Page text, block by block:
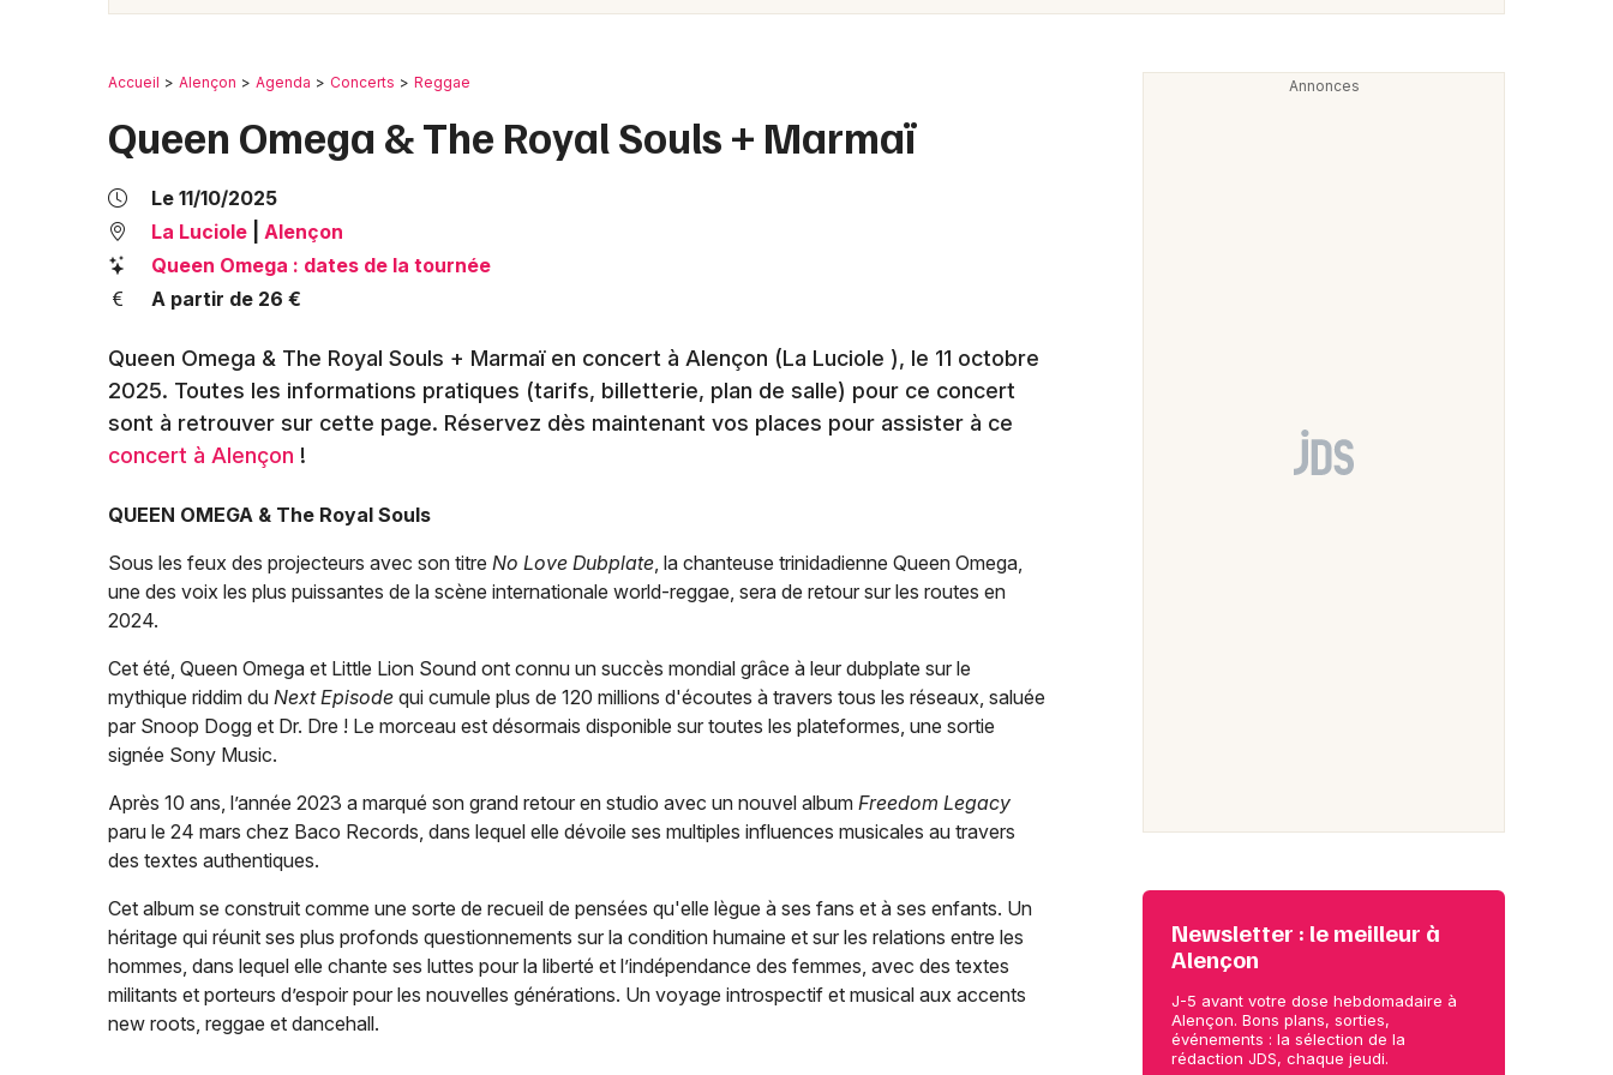
Sorties & loisirs
Reggae dans l' Orne
Newsletter des sorties
Artistes en tournée
Magazine à Alençon
Mulhouse
Nice
Toutes les villes
Accueil Alençon Agenda Concerts Reggae
Queen Omega & The Royal Souls + Marmaï
Le 11/10/2025
La Luciole
Alençon
Queen Omega : dates de la tournée
A partir de 26 €
Queen Omega & The Royal Souls + Marmaï en concert à Alençon (La Luciole ), le 11 octobre
2025. Toutes les informations pratiques (tarifs, billetterie, plan de salle) pour ce concert
sont à retrouver sur cette page. Réservez dès maintenant vos places pour assister à ce
concert à Alençon !
QUEEN OMEGA & The Royal Souls
Sous les feux des projecteurs avec son titre No Love Dubplate, la chanteuse trinidadienne Queen Omega,
une des voix les plus puissantes de la scène internationale world-reggae, sera de retour sur les routes en
2024.
Cet été, Queen Omega et Little Lion Sound ont connu un succès mondial grâce à leur dubplate sur le
mythique riddim du Next Episode qui cumule plus de 120 millions d'écoutes à travers tous les réseaux, saluée
par Snoop Dogg et Dr. Dre ! Le morceau est désormais disponible sur toutes les plateformes, une sortie
signée Sony Music.
Après 10 ans, l’année 2023 a marqué son grand retour en studio avec un nouvel album Freedom Legacy
paru le 24 mars chez Baco Records, dans lequel elle dévoile ses multiples influences musicales au travers
des textes authentiques.
Cet album se construit comme une sorte de recueil de pensées qu'elle lègue à ses fans et à ses enfants. Un
héritage qui réunit ses plus profonds questionnements sur la condition humaine et sur les relations entre les
hommes, dans lequel elle chante ses luttes pour la liberté et l’indépendance des femmes, avec des textes
militants et porteurs d’espoir pour les nouvelles générations. Un voyage introspectif et musical aux accents
new roots, reggae et dancehall.
Newsletter : le meilleur à
Alençon
J-5 avant votre dose hebdomadaire à
Alençon. Bons plans, sorties,
événements : la sélection de la
rédaction JDS, chaque jeudi.